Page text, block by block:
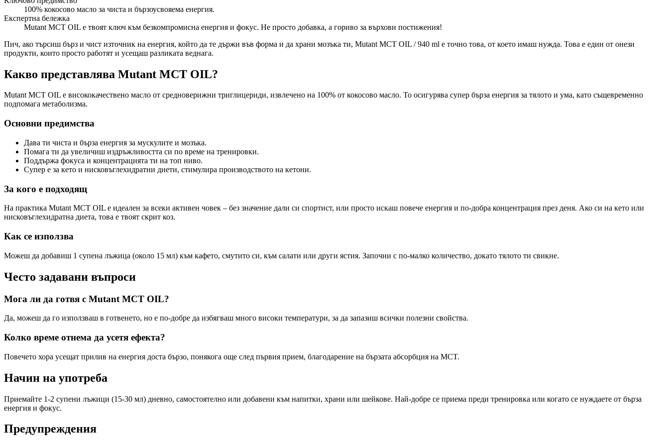
100% кокосово масло за чиста и бързоусвояема енергия.
Експертна бележка
Mutant MCT OIL е твоят ключ към безкомпромисна енергия и фокус. Не просто добавка, а гориво за върхови постижения!
Пич, ако търсиш бърз и чист източник на енергия, който да те държи във форма и да храни мозъка ти, Mutant MCT OIL / 940 ml е точно това, от което имаш нужда. Това е един от онези
продукти, които просто работят и усещаш разликата веднага.
Какво представлява Mutant MCT OIL?
Mutant MCT OIL е висококачествено масло от средноверижни триглицериди, извлечено на 100% от кокосово масло. То осигурява супер бърза енергия за тялото и ума, като същевременно
подпомага метаболизма.
Основни предимства
Дава ти чиста и бърза енергия за мускулите и мозъка.
Помага ти да увеличиш издръжливостта си по време на тренировки.
Поддържа фокуса и концентрацията ти на топ ниво.
Супер е за кето и нисковъглехидратни диети, стимулира производството на кетони.
За кого е подходящ
На практика Mutant MCT OIL е идеален за всеки активен човек – без значение дали си спортист, или просто искаш повече енергия и по-добра концентрация през деня. Ако си на кето или
нисковъглехидратна диета, това е твоят скрит коз.
Как се използва
Можеш да добавиш 1 супена лъжица (около 15 мл) към кафето, смутито си, към салати или други ястия. Започни с по-малко количество, докато тялото ти свикне.
Често задавани въпроси
Мога ли да готвя с Mutant MCT OIL?
Да, можеш да го използваш в готвенето, но е по-добре да избягваш много високи температури, за да запазиш всички полезни свойства.
Колко време отнема да усетя ефекта?
Повечето хора усещат прилив на енергия доста бързо, понякога още след първия прием, благодарение на бързата абсорбция на MCT.
Начин на употреба
Приемайте 1-2 супени лъжици (15-30 мл) дневно, самостоятелно или добавени към напитки, храни или шейкове. Най-добре се приема преди тренировка или когато се нуждаете от бърза
енергия и фокус.
Предупреждения